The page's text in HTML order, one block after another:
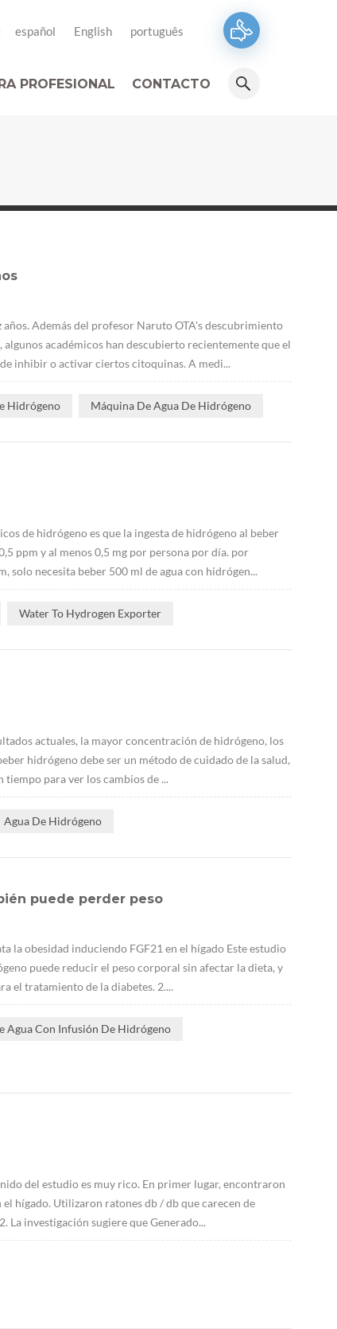
español English português
PROFESIONAL CONTACTO
Además del profesor Naruto OTA's descubrimiento
académicos han descubierto recientemente que el
inhibir o activar ciertos citoquinas. A medi...
Hidrógeno Máquina De Agua De Hidrógeno
de hidrógeno es que la ingesta de hidrógeno al beber
ppm y al menos 0,5 mg por persona por día. por
solo necesita beber 500 ml de agua con hidrógen...
Water To Hydrogen Exporter
actuales, la mayor concentración de hidrógeno, los
hidrógeno debe ser un método de cuidado de la salud,
para ver los cambios de ...
Agua De Hidrógeno
puede perder peso
la obesidad induciendo FGF21 en el hígado Este estudio
puede reducir el peso corporal sin afectar la dieta, y
el tratamiento de la diabetes. 2....
Agua Con Infusión De Hidrógeno
del estudio es muy rico. En primer lugar, encontraron
hígado. Utilizaron ratones db / db que carecen de
investigación sugiere que Generado...